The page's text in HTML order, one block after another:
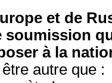
et de
soumission
à la
autre que :